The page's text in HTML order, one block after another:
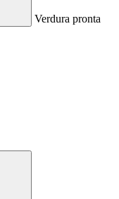
Verdura pronta